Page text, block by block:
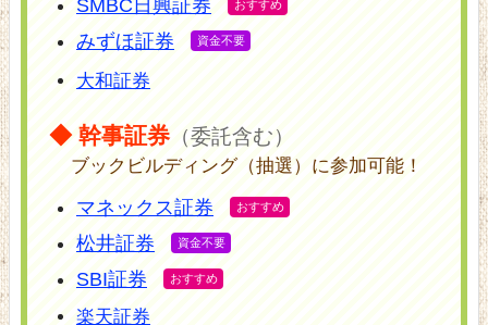
SMBC日興証券
みずほ証券
大和証券
◆ 幹事証券（委託含む）
ブックビルディング（抽選）に参加可能！
マネックス証券
松井証券
SBI証券
楽天証券